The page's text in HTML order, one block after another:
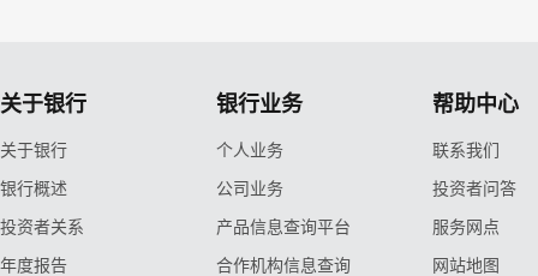
关于银行
关于银行
银行概述
投资者关系
年度报告
银行业务
个人业务
公司业务
产品信息查询平台
合作机构信息查询
帮助中心
联系我们
投资者问答
服务网点
网站地图